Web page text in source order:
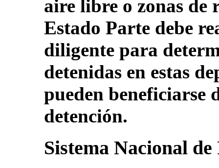
aire libre o zonas de
Estado Parte debe
diligente para
detenidas en estas
pueden beneficiarse
detención.
Sistema Nacional